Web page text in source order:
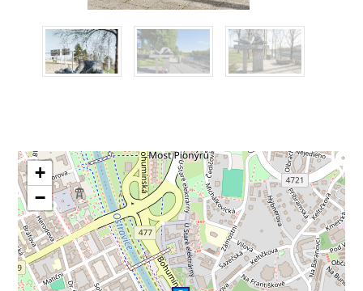
+
−